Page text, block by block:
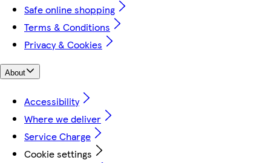
Safe online shopping
Terms & Conditions
Privacy & Cookies
About
Accessibility
Where we deliver
Service Charge
Cookie settings